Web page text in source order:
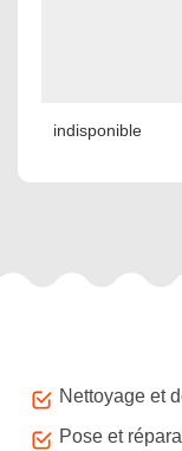
indisponible
Nettoyage et
Pose et